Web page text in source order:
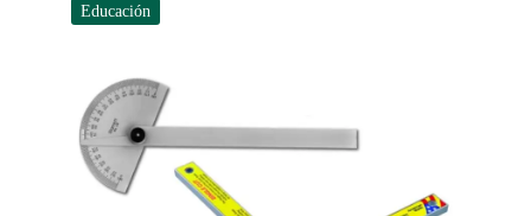
Educación